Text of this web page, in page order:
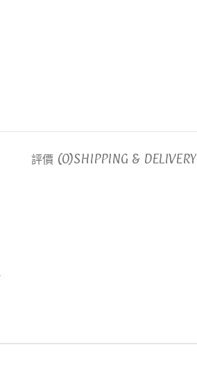
評價 (0)SHIPPING & DELIVERY